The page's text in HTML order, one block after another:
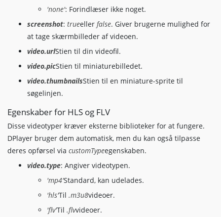
preload: 'metadata'
url: 'https://example.com/live/my-
type: 'hls',
const hls
                        hls
loadSource (video
}
});
// DPlayer configuration for FLV
container
document
autoplay: true,
lang: 'en'
loop: false
'none': Forindlæser ikke noget.
screenshot: trueeller false. Giver brugerne mulighed for
at tage skærmbilleder af videoen.
video.urlStien til din videofil.
video.picStien til miniaturebilledet.
video.thumbnailsStien til en miniature-sprite til
søgelinjen.
Egenskaber for HLS og FLV
Disse videotyper kræver eksterne biblioteker for at fungere.
DPlayer bruger dem automatisk, men du kan også tilpasse
deres opførsel via customTypeegenskaben.
video.type: Angiver videotypen.
'mp4'Standard, kan udelades.
'hls'Til .m3u8videoer.
'flv'Til .flvvideoer.